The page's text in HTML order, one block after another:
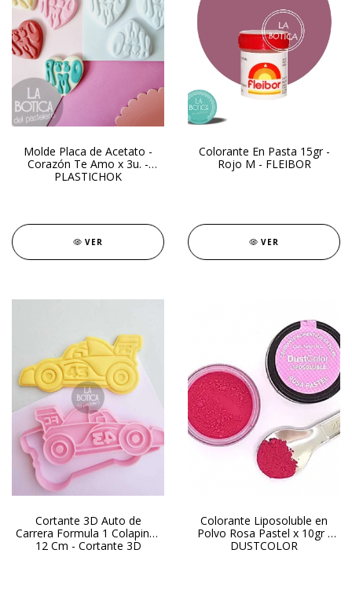
Molde Placa de Acetato -
Corazón Te Amo x 3u. -
PLASTICHOK
VER
Colorante En Pasta 15gr -
Rojo M - FLEIBOR
VER
Cortante 3D Auto de
Carrera Formula 1 Colapinto
12 Cm - Cortante 3D
Colorante Liposoluble en
Polvo Rosa Pastel x 10gr -
DUSTCOLOR